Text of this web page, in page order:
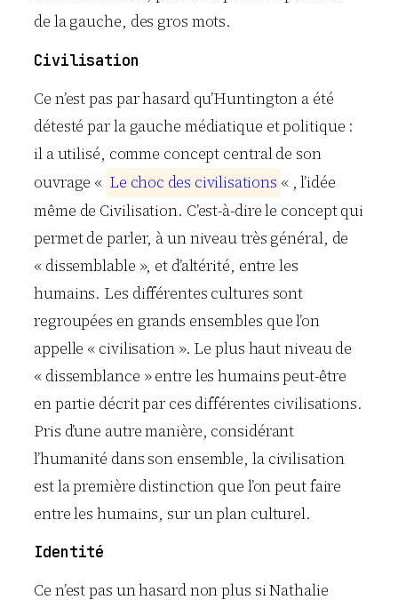
de la gauche, des gros mots.
Civilisation
Ce n’est pas par hasard qu’Huntington a été
détesté par la gauche médiatique et politique :
il a utilisé, comme concept central de son
ouvrage « Le choc des civilisations « , l’idée
même de Civilisation. C’est-à-dire le concept qui
permet de parler, à un niveau très général, de
« dissemblable », et d’altérité, entre les
humains. Les différentes cultures sont
regroupées en grands ensembles que l’on
appelle « civilisation ». Le plus haut niveau de
« dissemblance » entre les humains peut-être
en partie décrit par ces différentes civilisations.
Pris d’une autre manière, considérant
l’humanité dans son ensemble, la civilisation
est la première distinction que l’on peut faire
entre les humains, sur un plan culturel.
Identité
Ce n’est pas un hasard non plus si Nathalie